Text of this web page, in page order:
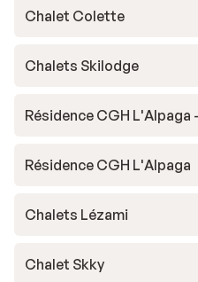
Chalet Colette
Chalets Skilodge
Résidence CGH L'Alpaga
Résidence CGH L'Alpaga
Chalets Lézami
Chalet Skky